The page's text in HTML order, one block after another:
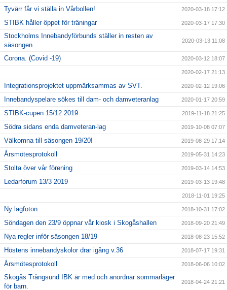
Tyvärr får vi ställa in Vårbollen! 2020-03-18 17:12
STIBK håller öppet för träningar 2020-03-17 17:30
Stockholms Innebandyförbunds ställer in resten av
säsongen
2020-03-13 11:08
Corona. (Covid -19) 2020-03-12 18:07
2020-02-17 21:13
Integrationsprojektet uppmärksammas av SVT. 2020-02-12 19:06
Innebandyspelare sökes till dam- och damveteranlag 2020-01-17 20:59
STIBK-cupen 15/12 2019 2019-11-18 21:25
Södra sidans enda damveteran-lag 2019-10-08 07:07
Välkomna till säsongen 19/20! 2019-08-29 17:14
Årsmötesprotokoll 2019-05-31 14:23
Stolta över vår förening 2019-03-14 14:53
Ledarforum 13/3 2019 2019-03-13 19:48
2018-11-01 19:25
Ny lagfoton 2018-10-31 17:02
Söndagen den 23/9 öppnar vår kiosk i Skogåshallen 2018-09-20 21:49
Nya regler inför säsongen 18/19 2018-08-23 15:52
Höstens innebandyskolor drar igång v.36 2018-07-17 19:31
Årsmötesprotokoll 2018-06-06 10:02
Skogås Trångsund IBK är med och anordnar sommarläger
för barn.
2018-04-24 21:21